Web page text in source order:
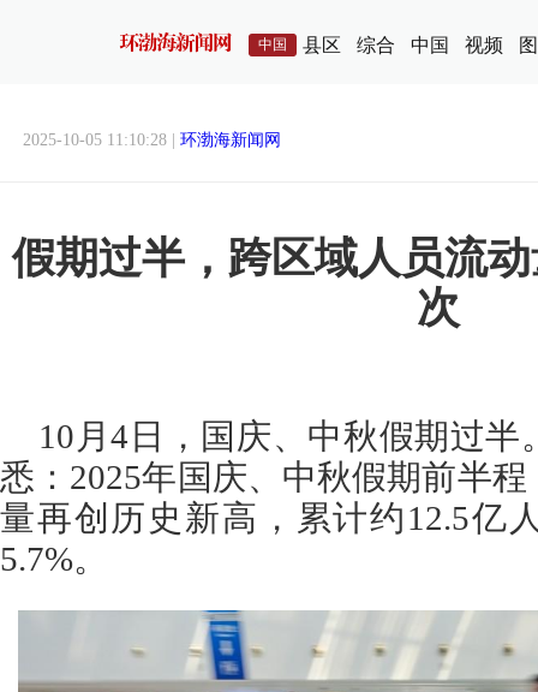
中国 县区 综合 中国 视频
2025-10-05 11:10:28 | 环渤海新闻网
假期过半，跨区域人员流
次
10月4日，国庆、中秋假期过
悉：2025年国庆、中秋假期前半
量再创历史新高，累计约12.5亿
5.7%。